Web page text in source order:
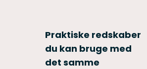
Praktiske redskaber
du kan bruge med
det samme